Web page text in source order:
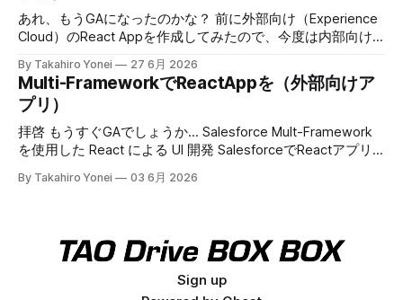
Transcription Model for the Speech to Text Agent Action
Use the Transcription Model parameter on the Speech to
Text action to control which model converts audio to text.
Choose the model
あれ、もうGAになったのかな？ 前に外部向け（Experience
Cloud）のReact Appを作成してみたので、今度は内部向け
のか試してみよう。 内部向けのsfdxプロジェクトを作成 今
回は --template に reactinternalapp を指定する $ sf
template generate project --name wkInReactApp --
template reactinternalapp npmパッケージのインストール＆
ビルド READMEにある通りに、作成したプロジェクトのルー
トディレクトリで、以下を実行する $ npm install $ npm run
sf-project-setup > @salesforce/ui-bundle-template-base-
By Takahiro Yonei 27 6月 2026
Multi-FrameworkでReactAppを（外部向けア
プリ）
拝啓 もうすぐGAでしょうか... Salesforce Mult-Framework
を使用した React による UI 開発 SalesforceでReactアプリ
してみます。 以下、ご参考 GitHub -
collection of easy-to-digest code examples for React on
Salesforce Platform - trailheadapps/multiframework-
recipesGitHubtrailheadapps 公式ドキュメント -> Integrate
By Takahiro Yonei 03 6月 2026
Sign up